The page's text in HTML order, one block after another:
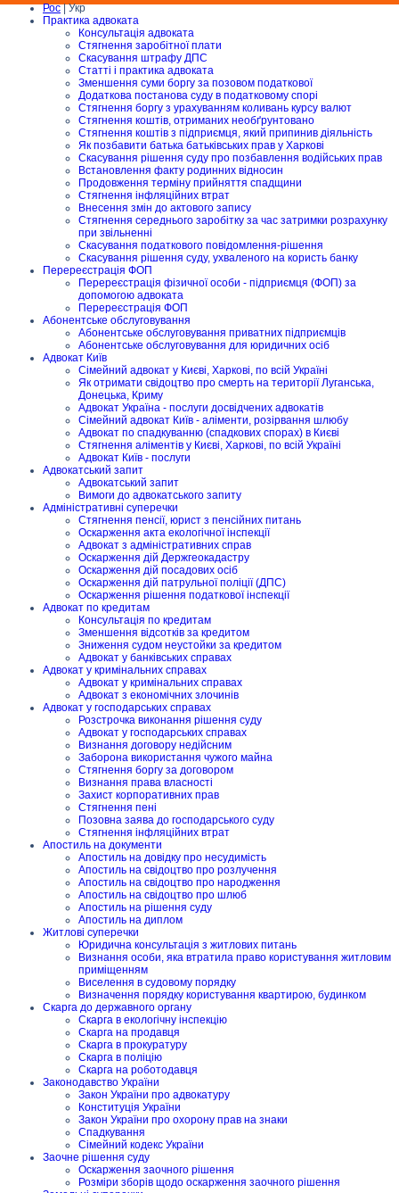
Рос| Укр
Практика адвоката
Консультація адвоката
Стягнення заробітної плати
Скасування штрафу ДПС
Статті і практика адвоката
Зменшення суми боргу за позовом податкової
Додаткова постанова суду в податковому спорі
Стягнення боргу з урахуванням коливань курсу валют
Стягнення коштів, отриманих необґрунтовано
Стягнення коштів з підприємця, який припинив діяльність
Як позбавити батька батьківських прав у Харкові
Скасування рішення суду про позбавлення водійських прав
Встановлення факту родинних відносин
Продовження терміну прийняття спадщини
Стягнення інфляційних втрат
Внесення змін до актового запису
Стягнення середнього заробітку за час затримки розрахунку
при звільненні
Скасування податкового повідомлення-рішення
Скасування рішення суду, ухваленого на користь банку
Перереєстрація ФОП
Перереєстрація фізичної особи - підприємця (ФОП) за
допомогою адвоката
Перереєстрація ФОП
Абонентське обслуговування
Абонентське обслуговування приватних підприємців
Абонентське обслуговування для юридичних осіб
Адвокат Київ
Сімейний адвокат у Києві, Харкові, по всій Україні
Як отримати свідоцтво про смерть на території Луганська,
Донецька, Криму
Адвокат Україна - послуги досвідчених адвокатів
Сімейний адвокат Київ - аліменти, розірвання шлюбу
Адвокат по спадкуванню (спадкових спорах) в Києві
Стягнення аліментів у Києві, Харкові, по всій Україні
Адвокат Київ - послуги
Адвокатський запит
Адвокатський запит
Вимоги до адвокатського запиту
Адміністративні суперечки
Стягнення пенсії, юрист з пенсійних питань
Оскарження акта екологічної інспекції
Адвокат з адміністративних справ
Оскарження дій Держгеокадастру
Оскарження дій посадових осіб
Оскарження дій патрульної поліції (ДПС)
Оскарження рішення податкової інспекції
Адвокат по кредитам
Консультація по кредитам
Зменшення відсотків за кредитом
Зниження судом неустойки за кредитом
Адвокат у банківських справах
Адвокат у кримінальних справах
Адвокат у кримінальних справах
Адвокат з економічних злочинів
Адвокат у господарських справах
Розстрочка виконання рішення суду
Адвокат у господарських справах
Визнання договору недійсним
Заборона використання чужого майна
Стягнення боргу за договором
Визнання права власності
Захист корпоративних прав
Стягнення пені
Позовна заява до господарського суду
Стягнення інфляційних втрат
Апостиль на документи
Апостиль на довідку про несудимість
Апостиль на свідоцтво про розлучення
Апостиль на свідоцтво про народження
Апостиль на свідоцтво про шлюб
Апостиль на рішення суду
Апостиль на диплом
Житлові суперечки
Юридична консультація з житлових питань
Визнання особи, яка втратила право користування житловим
приміщенням
Виселення в судовому порядку
Визначення порядку користування квартирою, будинком
Скарга до державного органу
Скарга в екологічну інспекцію
Скарга на продавця
Скарга в прокуратуру
Скарга в поліцію
Скарга на роботодавця
Законодавство України
Закон України про адвокатуру
Конституція України
Закон України про охорону прав на знаки
Спадкування
Сімейний кодекс України
Заочне рішення суду
Оскарження заочного рішення
Розміри зборів щодо оскарження заочного рішення